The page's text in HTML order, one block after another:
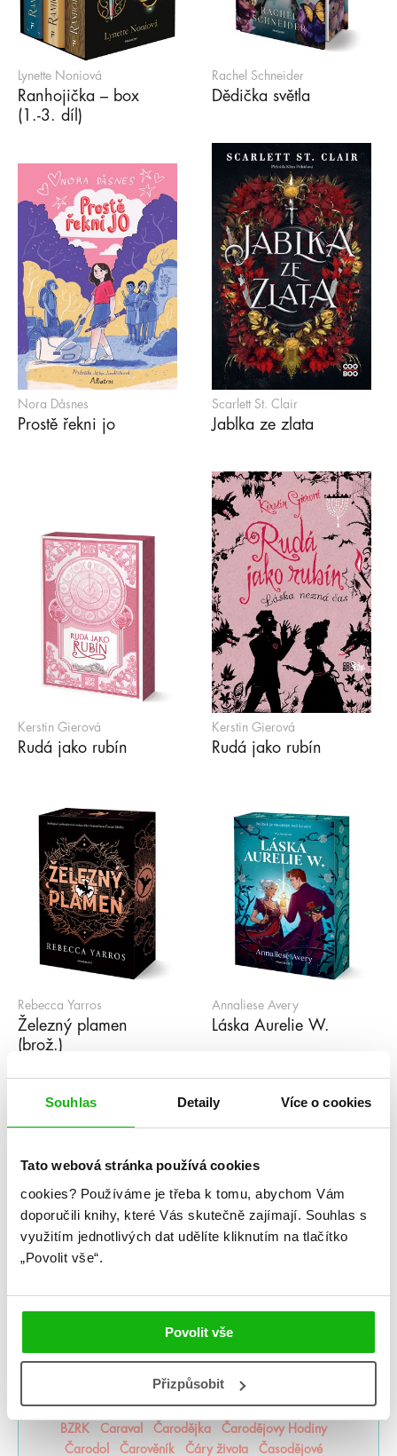
Souhlas Detaily Více o cookies
Tato webová stránka používá cookies
cookies? Používáme je třeba k tomu, abychom Vám
doporučili knihy, které Vás skutečně zajímají. Souhlas s
využitím jednotlivých dat udělíte kliknutím na tlačítko
„Povolit vše“.
Povolit vše
Přizpůsobit
Lynette Noniová
Ranhojička – box
(1.-3. díl)
Rachel Schneider
Dědička světla
Nora Dåsnes
Prostě řekni jo
Scarlett St. Clair
Jablka ze zlata
Kerstin Gierová
Rudá jako rubín
Kerstin Gierová
Rudá jako rubín
Rebecca Yarros
Železný plamen
(brož.)
Annaliese Avery
Láska Aurelie W.
4 5 »
Série
#humbookpodcast After
Akademie Arcana
Akademie Dunbridge
Akademie snové analýzy
Akta Illuminae
Balada mrtvého světa
Bergman Brothers
Bezejmenná
Bohemian Royals
Bohové Olympu
Bouřná vrána
Božští rivalové
Bylo nebylo jedno zlomené srdce
Být holka je dřina
BZRK
Caraval Čarodějka
Čarodějovy Hodiny
Čarodol
Čarověník Čáry života
Časodějové